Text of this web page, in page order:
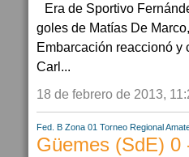
Era de Sportivo
goles de Matías De
Embarcación reaccionó y
Carl...
18 de febrero de 2013,
Fed. B Zona 01 Torneo Regional
Güemes (SdE) 0